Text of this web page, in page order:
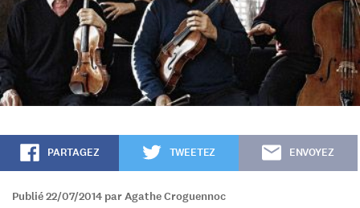
PARTAGEZ TWEETEZ ENVOYEZ
Publié 22/07/2014 par Agathe Croguennoc